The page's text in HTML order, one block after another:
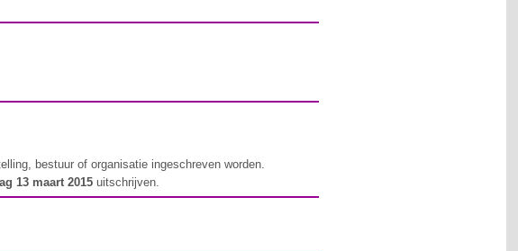
bestuur of organisatie ingeschreven worden.
13 maart 2015uitschrijven.